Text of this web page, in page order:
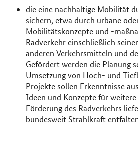
die eine nachhaltige Mobilität
sichern, etwa durch urbane
Mobilitätskonzepte und -
Radverkehr einschließlich
anderen Verkehrsmitteln und
Gefördert werden die Planung
Umsetzung von Hoch- und
Projekte sollen Erkenntnisse
Ideen und Konzepte für
Förderung des Radverkehrs
bundesweit Strahlkraft